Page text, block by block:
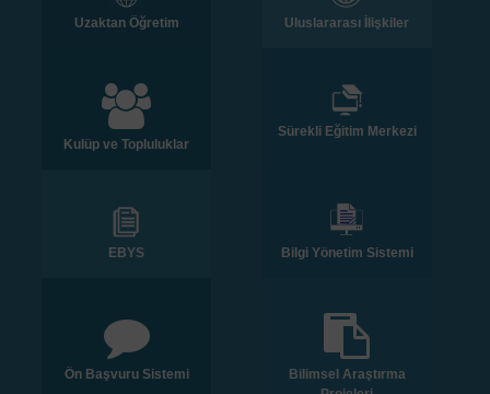
Uzaktan Öğretim Uluslararası İlişkiler
Kulüp ve Topluluklar
Sürekli Eğitim Merkezi
EBYS Bilgi Yönetim Sistemi
Ön Başvuru Sistemi
Bilimsel Araştırma